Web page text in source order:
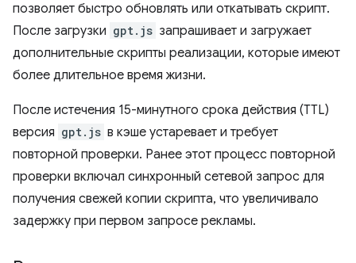
позволяет быстро обновлять или откатывать скрипт.
После загрузки gpt.js запрашивает и загружает
дополнительные скрипты реализации, которые имеют
более длительное время жизни.
После истечения 15-минутного срока действия (TTL)
версия gpt.js в кэше устаревает и требует
повторной проверки. Ранее этот процесс повторной
проверки включал синхронный сетевой запрос для
получения свежей копии скрипта, что увеличивало
задержку при первом запросе рекламы.